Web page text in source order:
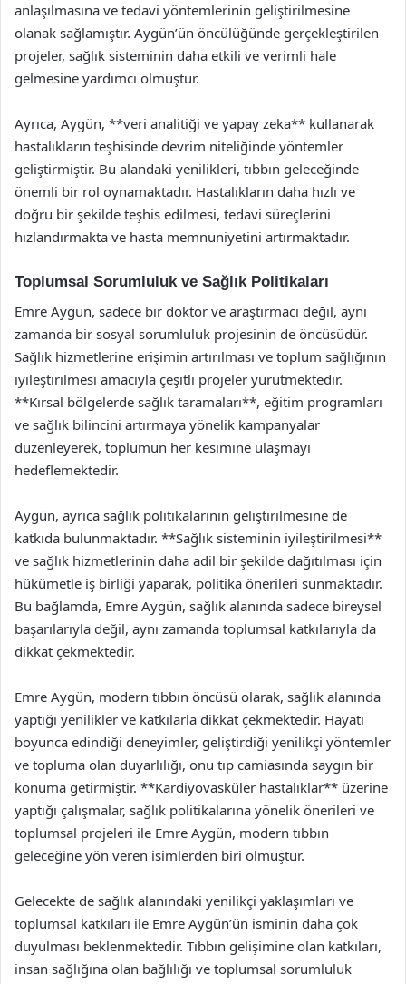
anlaşılmasına ve tedavi yöntemlerinin geliştirilmesine
olanak sağlamıştır. Aygün’ün öncülüğünde gerçekleştirilen
projeler, sağlık sisteminin daha etkili ve verimli hale
gelmesine yardımcı olmuştur.
Ayrıca, Aygün, **veri analitiği ve yapay zeka** kullanarak
hastalıkların teşhisinde devrim niteliğinde yöntemler
geliştirmiştir. Bu alandaki yenilikleri, tıbbın geleceğinde
önemli bir rol oynamaktadır. Hastalıkların daha hızlı ve
doğru bir şekilde teşhis edilmesi, tedavi süreçlerini
hızlandırmakta ve hasta memnuniyetini artırmaktadır.
Toplumsal Sorumluluk ve Sağlık Politikaları
Emre Aygün, sadece bir doktor ve araştırmacı değil, aynı
zamanda bir sosyal sorumluluk projesinin de öncüsüdür.
Sağlık hizmetlerine erişimin artırılması ve toplum sağlığının
iyileştirilmesi amacıyla çeşitli projeler yürütmektedir.
**Kırsal bölgelerde sağlık taramaları**, eğitim programları
ve sağlık bilincini artırmaya yönelik kampanyalar
düzenleyerek, toplumun her kesimine ulaşmayı
hedeflemektedir.
Aygün, ayrıca sağlık politikalarının geliştirilmesine de
katkıda bulunmaktadır. **Sağlık sisteminin iyileştirilmesi**
ve sağlık hizmetlerinin daha adil bir şekilde dağıtılması için
hükümetle iş birliği yaparak, politika önerileri sunmaktadır.
Bu bağlamda, Emre Aygün, sağlık alanında sadece bireysel
başarılarıyla değil, aynı zamanda toplumsal katkılarıyla da
dikkat çekmektedir.
Emre Aygün, modern tıbbın öncüsü olarak, sağlık alanında
yaptığı yenilikler ve katkılarla dikkat çekmektedir. Hayatı
boyunca edindiği deneyimler, geliştirdiği yenilikçi yöntemler
ve topluma olan duyarlılığı, onu tıp camiasında saygın bir
konuma getirmiştir. **Kardiyovasküler hastalıklar** üzerine
yaptığı çalışmalar, sağlık politikalarına yönelik önerileri ve
toplumsal projeleri ile Emre Aygün, modern tıbbın
geleceğine yön veren isimlerden biri olmuştur.
Gelecekte de sağlık alanındaki yenilikçi yaklaşımları ve
toplumsal katkıları ile Emre Aygün’ün isminin daha çok
duyulması beklenmektedir. Tıbbın gelişimine olan katkıları,
insan sağlığına olan bağlılığı ve toplumsal sorumluluk